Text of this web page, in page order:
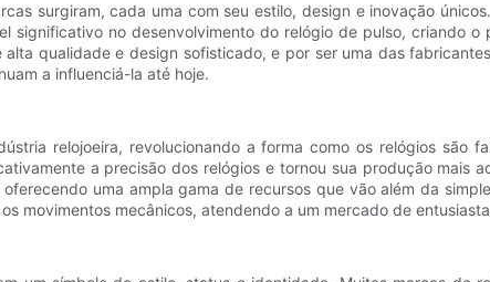
surgiram, cada uma com seu estilo, design e inovação
significativo no desenvolvimento do relógio de pulso, criando
qualidade e design sofisticado, e por ser uma das
a influenciá-la até hoje.
relojoeira, revolucionando a forma como os relógios são
a precisão dos relógios e tornou sua produção mais
uma ampla gama de recursos que vão além da
movimentos mecânicos, atendendo a um mercado de